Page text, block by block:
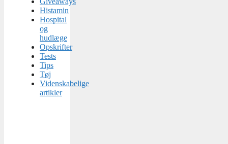
Histamin
Hospital
og
hudlæge
Opskrifter
Tests
Tips
Tøj
Videnskabelige
artikler